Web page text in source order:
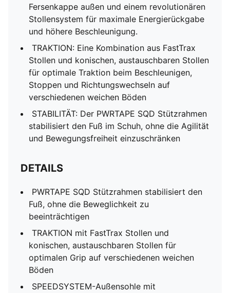
Fersenkappe außen und einem revolutionären
Stollensystem für maximale Energierückgabe
und höhere Beschleunigung.
TRAKTION: Eine Kombination aus FastTrax
Stollen und konischen, austauschbaren Stollen
für optimale Traktion beim Beschleunigen,
Stoppen und Richtungswechseln auf
verschiedenen weichen Böden
STABILITÄT: Der PWRTAPE SQD Stützrahmen
stabilisiert den Fuß im Schuh, ohne die Agilität
und Bewegungsfreiheit einzuschränken
DETAILS
PWRTAPE SQD Stützrahmen stabilisiert den
Fuß, ohne die Beweglichkeit zu
beeinträchtigen
TRAKTION mit FastTrax Stollen und
konischen, austauschbaren Stollen für
optimalen Grip auf verschiedenen weichen
Böden
SPEEDSYSTEM-Außensohle mit